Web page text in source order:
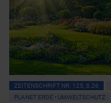
ZEITENSCHRIFT NR. 125, S.26
PLANET ERDE • UMWELTSCHUTZ